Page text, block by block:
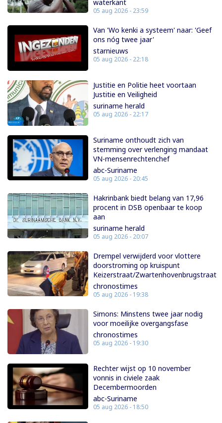
waterkant
05 aug 2026 - 23:59
Van 'Wo kenki a systeem' naar: 'Geef
ons nóg twee jaar'
starnieuws
05 aug 2026 - 22:18
Justitie en Politie heet voortaan
Justitie en Veiligheid
suriname herald
05 aug 2026 - 22:17
Suriname onthoudt zich van
stemming over verlenging mandaat
VN-mensenrechtenchef
abc-Suriname
05 aug 2026 - 20:45
Hakrinbank biedt belang van 17,96
procent in DSB openbaar te koop
aan
suriname herald
05 aug 2026 - 20:07
Drempel verwijderd voor vlottere
doorstroming op kruispunt
Keizerstraat/Zwartenhovenbrugstraat
chronostimes
05 aug 2026 - 19:38
Simons: Minstens twee jaar nodig
voor moeilijke overgangsfase
chronostimes
05 aug 2026 - 19:30
Rechter wijst op 10 november
vonnis in civiele zaak
Decembermoorden
abc-Suriname
05 aug 2026 - 18:50